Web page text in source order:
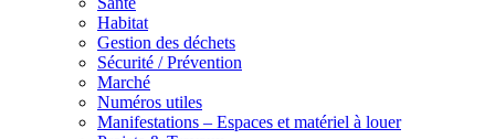
Habitat
Gestion des déchets
Sécurité / Prévention
Marché
Numéros utiles
Manifestations – Espaces et matériel à louer